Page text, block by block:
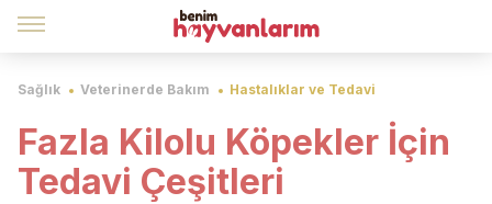
Sağlık Veterinerde Bakım Hastalıklar ve Tedavi
Fazla Kilolu Köpekler İçin
Tedavi Çeşitleri